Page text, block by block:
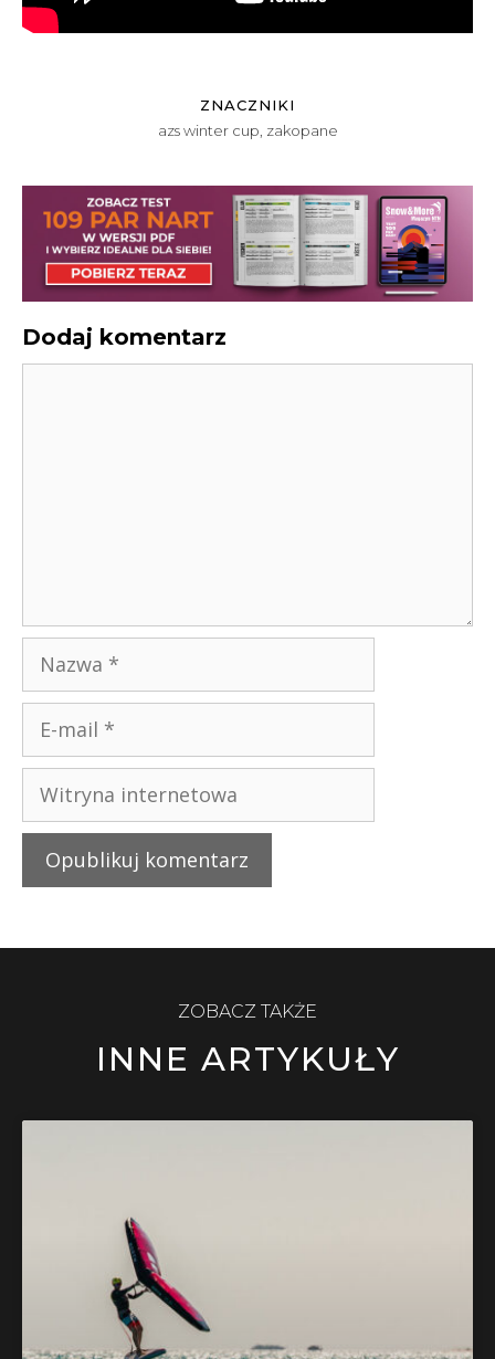
ZNACZNIKI
azs winter cup, zakopane
Dodaj komentarz
ZOBACZ TAKŻE
INNE ARTYKUŁY